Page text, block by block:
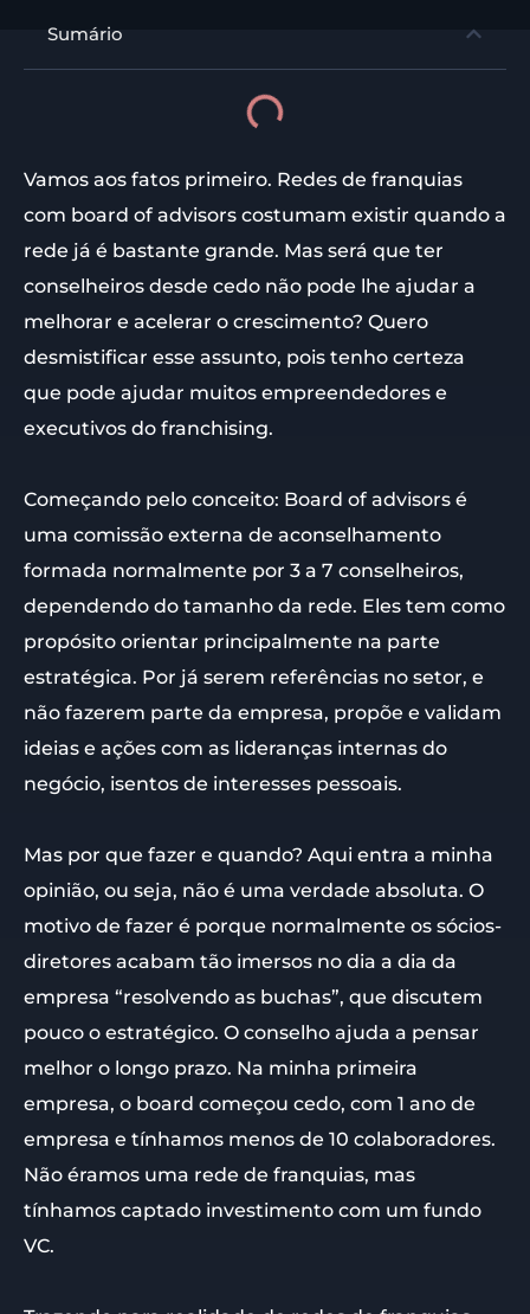
Sumário
Vamos aos fatos primeiro. Redes de franquias
com board of advisors costumam existir quando a
rede já é bastante grande. Mas será que ter
conselheiros desde cedo não pode lhe ajudar a
melhorar e acelerar o crescimento? Quero
desmistificar esse assunto, pois tenho certeza
que pode ajudar muitos empreendedores e
executivos do franchising.
Começando pelo conceito: Board of advisors é
uma comissão externa de aconselhamento
formada normalmente por 3 a 7 conselheiros,
dependendo do tamanho da rede. Eles tem como
propósito orientar principalmente na parte
estratégica. Por já serem referências no setor, e
não fazerem parte da empresa, propõe e validam
ideias e ações com as lideranças internas do
negócio, isentos de interesses pessoais.
Mas por que fazer e quando? Aqui entra a minha
opinião, ou seja, não é uma verdade absoluta. O
motivo de fazer é porque normalmente os sócios-
diretores acabam tão imersos no dia a dia da
empresa “resolvendo as buchas”, que discutem
pouco o estratégico. O conselho ajuda a pensar
melhor o longo prazo. Na minha primeira
empresa, o board começou cedo, com 1 ano de
empresa e tínhamos menos de 10 colaboradores.
Não éramos uma rede de franquias, mas
tínhamos captado investimento com um fundo
VC.